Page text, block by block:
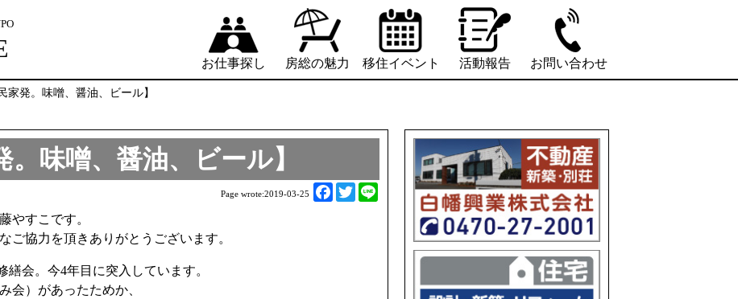
お仕事探し 房総の魅力 移住イベント 活動報告 お問い合わせ
家発。味噌、醤油、ビール】
。味噌、醤油、ビール】
Page wrote:2019-03-25
F
T
やすこです。
ご協力を頂きありがとうございます。
会。今4年目に突入しています。
会）があったためか、